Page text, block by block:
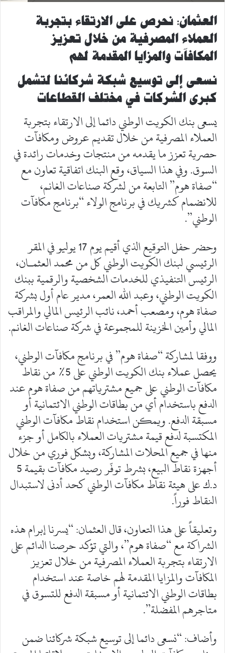
العثمان: نحرص على الارتقاء بتجربة
العملاء المصرفية من خلال تعزيز
المكافآت والمزايا المقدمة لهم
نسعى إلى توسيع شبكة شركائنا لتشمل
كبرى الشركات في مختلف القطاعات
يسعى بنك الكويت الوطني دائما إلى الارتقاء بتجربة
العملاء المصرفية من خلال تقديم عروض ومكافآت
حصرية تعزز ما يقدمه من منتجات وخدمات رائدة في
السوق. وفي هذا السياق، وقع البنك اتفاقية تعاون مع
“صفاة هوم” التابعة من لشركة صناعات الغانم،
للانضمام كشريك في برنامج الولاء “برنامج مكافآت
الوطني”.
وحضر حفل التوقيع الذي أقيم يوم 17 يوليو في المقر
الرئيسي لبنك الكويت الوطني كل من محمد العثمـان،
الرئيس التنفيذي للخدمات الشخصية والرقمية ببنك
الكويت الوطني، وعبد الله العمر، مدير عام أول بشركة
صفاة هوم، ومصعب أحمد، نائب الرئيس المالي والمراقب
المالي وأمين الخزينة للمجموعة في شركة صناعات الغانم.
ووفقا لمشاركة “صفاة هوم” في برنامج مكافآت الوطني،
يحصل عملاء بنك الكويت الوطني على 5% من نقاط
مكافآت الوطني على جميع مشترياتهم من صفاة هوم عند
الدفع باستخدام أي من بطاقات الوطني الائتمانية أو
مسبقة الدفع. ويمكن استخدام نقاط مكافآت الوطني
المكتسبة لدفع قيمة مشتريات العملاء بالكامل أو جزء
منها في جميع المحلات المشاركة، وبشكل فوري من خلال
أجهزة نقاط البيع، بشرط توفّر رصيد مكافآت بقيمة 5
د.ك على هيئة نقاط مكافآت الوطني كحد أدنى لاستبدال
النقاط فوراً.
وتعليقاً على هذا التعاون، قال العثمان: “يسرنا إبرام هذه
الشراكة مع “صفاة هوم”، والتي تؤكد حرصنا الدائم على
الارتقاء بتجربة العملاء المصرفية من خلال تعزيز
المكافآت والمزايا المقدمة لهم خاصة عند استخدام
بطاقات الوطني الائتمانية أو مسبقة الدفع للتسوق في
متاجرهم المفضلة”.
وأضاف: “نسعى دائما إلى توسيع شبكة شركائنا ضمن